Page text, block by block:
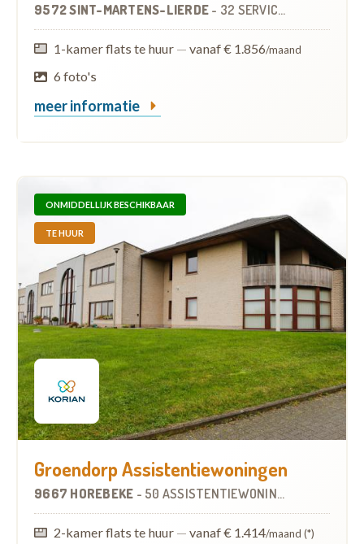
9572 SINT-MARTENS-LIERDE - 32 SERVICEFLATS
1-kamer flats te huur — vanaf € 1.856/maand
6 foto's
meer informatie
ONMIDDELLIJK BESCHIKBAAR
TE HUUR
Groendorp Assistentiewoningen
9667 HOREBEKE - 50 ASSISTENTIEWONINGEN
2-kamer flats te huur — vanaf € 1.414/maand (*)